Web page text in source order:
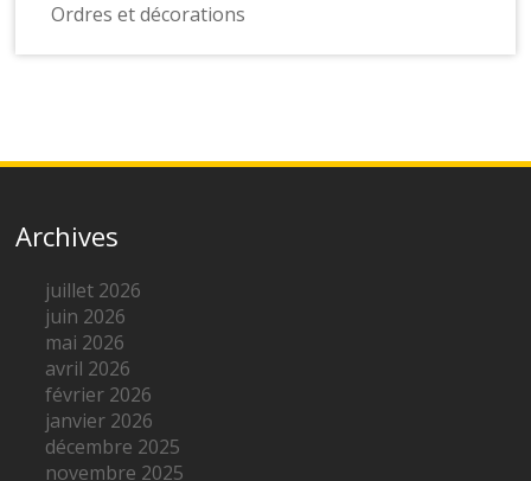
Ordres et décorations
Archives
juillet 2026
juin 2026
mai 2026
avril 2026
février 2026
janvier 2026
décembre 2025
novembre 2025